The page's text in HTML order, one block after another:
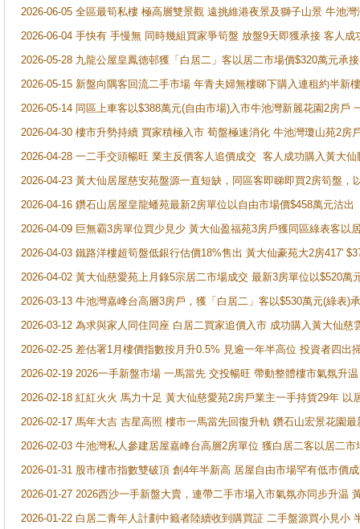
2026-06-05 全區最筍私樓 極高層雙景觀 遠挑維港夜景及獅子山景 牛池
2026-06-04 手快有 手慢無 同時幾組買家爭筍盤 放盤9天即獲承接 客人
2026-05-28 九龍公屋皇鳳德邨獲「白居二」客以居二市場價$320萬元承接
2026-05-15 新盤向隅客回流二手市場 年青夫婦無樓睇下購入連租約半新
2026-05-14 同區上車客以$388萬元(自由市場)入市牛池灣新麗花園2房戶
2026-04-30 樓市升勢持續 買家積極入市 荀盤極速消化 牛池灣瓊山苑2房
2026-04-28 一二手交頭暢旺 業主反價客人追價成交 客人成功購入黃大
2026-04-23 黃大仙居屋慈安苑盤源一直短缺，同區客即睇即買2房筍盤，
2026-04-16 鑽石山居屋皇龍蟠苑最新2房單位以自由市場價$458萬元沽出
2026-04-09 巨無霸3房單位買少見少 黃大仙盈福苑3房戶獲同區綠表客以
2026-04-03 鐵路洋樓超筍盤低銀行估價18%售出 黃大仙豪苑大2房417'
2026-04-02 黃大仙慈愛苑上月錄5宗居二市場成交 最新3房單位以$520萬
2026-03-13 牛池灣嘉峰台高層3房戶，獲「白居二」客以$530萬元(綠表)
2026-03-12 為求與家人同住同座 白居二買家追價入市 成功購入黃大仙
2026-02-25 差估署1月樓價指數按月升0.5% 見逾一年半高位 投資者四
2026-02-19 2026一手新盤市場 一馬當先 交投暢旺 帶動整體樓市氣氛升
2026-02-18 紅紅火火 馬力十足 黃大仙慈愛苑2房戶業主一手持貨29年 以
2026-02-17 馬年大吉 吉星高照 樓市一馬當先回復升軌 鑽石山宏景花園
2026-02-03 牛池灣私人參建居屋嘉峰台高層2房單位 獲白居二客以居二市
2026-01-31 股市樓市指數雙破頂 創4年半新高 居屋自由市場罕有低市價
2026-01-27 2026西沙一手新盤大賣，連帶二手市場入市氣氛亦同步升温
2026-01-22 白居二青年人計劃中籤者陸續收到購買証 二手盤源買小見小